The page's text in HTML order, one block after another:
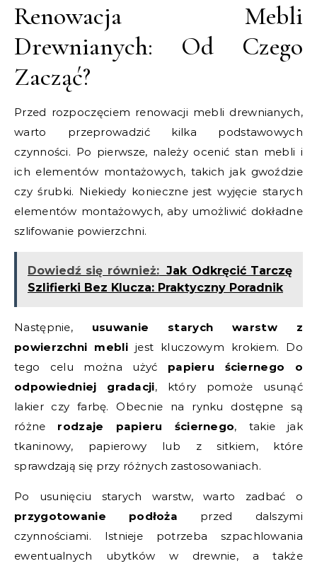
Renowacja Mebli
Drewnianych: Od Czego
Zacząć?
Przed rozpoczęciem renowacji mebli drewnianych,
warto przeprowadzić kilka podstawowych
czynności. Po pierwsze, należy ocenić stan mebli i
ich elementów montażowych, takich jak gwoździe
czy śrubki. Niekiedy konieczne jest wyjęcie starych
elementów montażowych, aby umożliwić dokładne
szlifowanie powierzchni.
Dowiedź się również: Jak Odkręcić Tarczę
Szlifierki Bez Klucza: Praktyczny Poradnik
Następnie, usuwanie starych warstw z
powierzchni meblijest kluczowym krokiem. Do
tego celu można użyć papieru ściernego o
odpowiedniej gradacji, który pomoże usunąć
lakier czy farbę. Obecnie na rynku dostępne są
różne rodzaje papieru ściernego, takie jak
tkaninowy, papierowy lub z sitkiem, które
sprawdzają się przy różnych zastosowaniach.
Po usunięciu starych warstw, warto zadbać o
przygotowanie podłoża przed dalszymi
czynnościami. Istnieje potrzeba szpachlowania
ewentualnych ubytków w drewnie, a także